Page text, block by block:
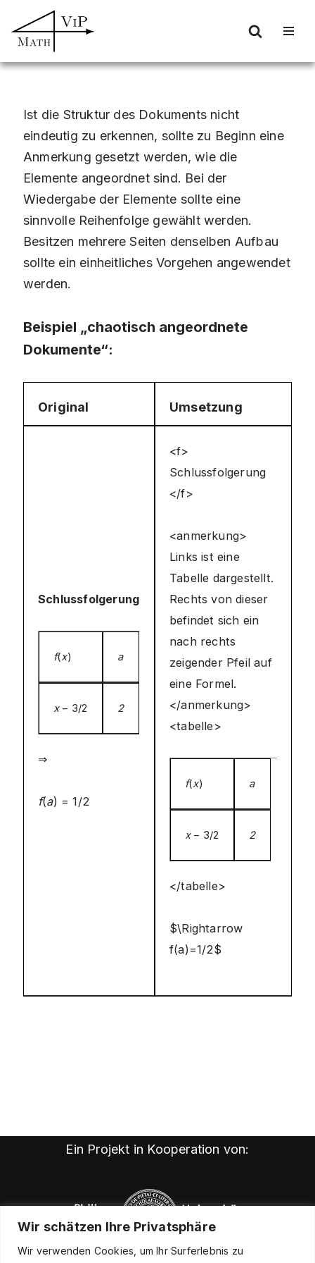
Wir schätzen Ihre Privatsphäre
Wir verwenden Cookies, um Ihr Surferlebnis zu
Zum
Inhalt
Ist die Struktur des Dokuments nicht
eindeutig zu erkennen, sollte zu Beginn eine
Anmerkung gesetzt werden, wie die
Elemente angeordnet sind. Bei der
Wiedergabe der Elemente sollte eine
sinnvolle Reihenfolge gewählt werden.
Besitzen mehrere Seiten denselben Aufbau
sollte ein einheitliches Vorgehen angewendet
werden.
Beispiel „chaotisch angeordnete
Dokumente“:
Original Umsetzung
Schlussfolgerung
f(x) a
x− 3/2 2
⇒
f(a) = 1/2
<f>
Schlussfolgerung
</f>
<anmerkung>
Links ist eine
Tabelle dargestellt.
Rechts von dieser
befindet sich ein
nach rechts
zeigender Pfeil auf
eine Formel.
</anmerkung>
<tabelle>
f(x) a
x− 3/2 2
</tabelle>
$\Rightarrow
f(a)=1/2$
Ein Projekt in Kooperation von: